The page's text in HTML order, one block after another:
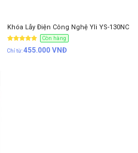
Khóa Lẫy Điện Công Nghệ Yli YS-130NC
Còn hàng
455.000 VNĐ